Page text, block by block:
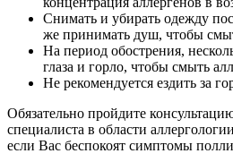
Снимать и убирать одежду
же принимать душ, чтобы
На период обострения,
глаза и горло, чтобы смыть
Не рекомендуется ездить за
Обязательно пройдите
специалиста в области
если Вас беспокоят симптомы